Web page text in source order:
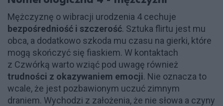
Mężczyznę o wibracji urodzenia 4 cechuje
bezpośredniość i szczerość. Sztuka flirtu jest mu
obca, a dodatkowo szkoda mu czasu na gierki, które
mogą skończyć się fiaskiem. W kontaktach
z Czwórką warto wziąć pod uwagę również
trudności z okazywaniem emocji. Nie oznacza to
wcale, że jest pozbawionym uczuć zimnym
draniem. Wychodzi z założenia, że nie słowa a czyny